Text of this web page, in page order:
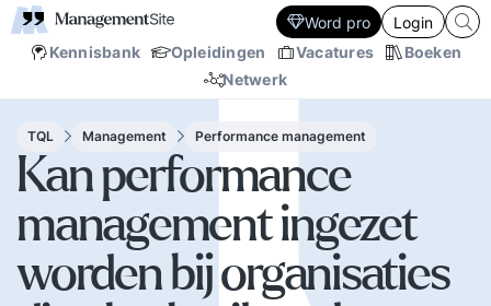
Kennisbank Opleidingen Vacatures
Boeken
Netwerk
Word pro Login
TQL Management Performance management
Kan performance
management ingezet
worden bij organisaties